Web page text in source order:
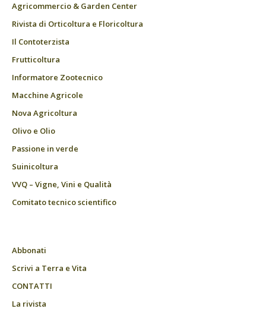
Agricommercio & Garden Center
Rivista di Orticoltura e Floricoltura
Il Contoterzista
Frutticoltura
Informatore Zootecnico
Macchine Agricole
Nova Agricoltura
Olivo e Olio
Passione in verde
Suinicoltura
VVQ – Vigne, Vini e Qualità
Comitato tecnico scientifico
Abbonati
Scrivi a Terra e Vita
CONTATTI
La rivista